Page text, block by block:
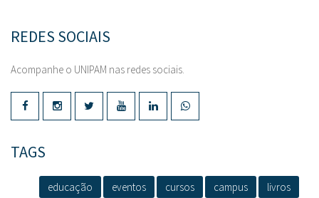
REDES SOCIAIS
Acompanhe o UNIPAM nas redes sociais.
TAGS
educação eventos cursos campus
livros